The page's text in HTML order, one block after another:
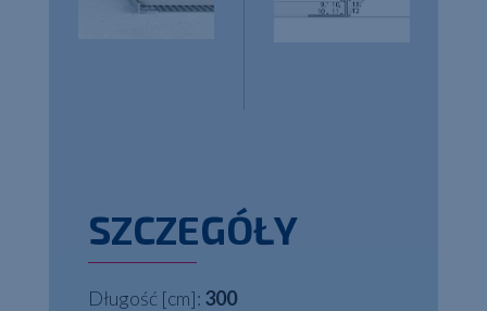
SZCZEGÓŁY
Długość [cm]: 300